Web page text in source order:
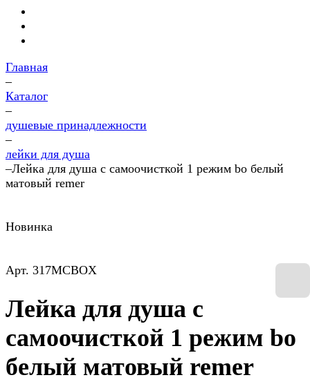
Главная
–
Каталог
–
душевые принадлежности
–
лейки для душа
–Лейка для душа с самоочисткой 1 режим bo белый
матовый remer
Новинка
Арт. 317MCBOX
Лейка для душа с
самоочисткой 1 режим bo
белый матовый remer